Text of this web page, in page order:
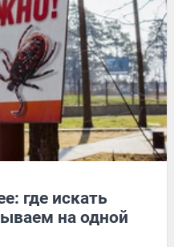
где искать
на одной